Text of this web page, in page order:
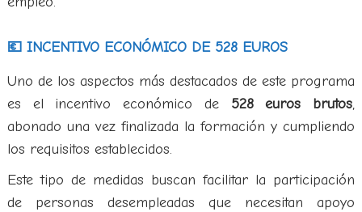
💶 INCENTIVO ECONÓMICO DE 528 EUROS
Uno de los aspectos más destacados de este programa
es el incentivo económico de 528 euros brutos,
abonado una vez finalizada la formación y cumpliendo
los requisitos establecidos.
Este tipo de medidas buscan facilitar la participación
de personas desempleadas que necesitan apoyo